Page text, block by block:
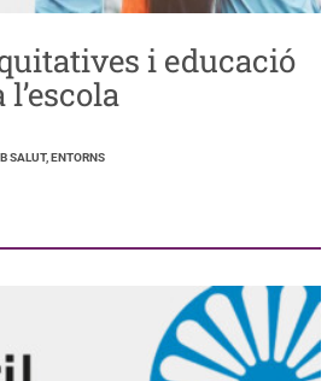
i educació
SALUT, ENTORNS